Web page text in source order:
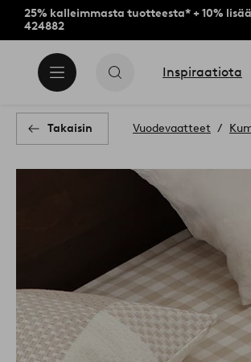
25% kalleimmasta tuotteesta* + 10%
424882
Inspiraatiota
Takaisin Vuodevaatteet